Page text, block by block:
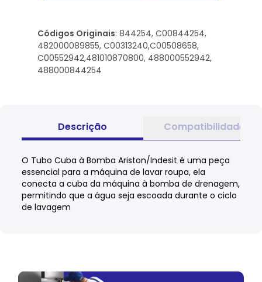
Códigos Originais: 844254, C00844254,
482000089855, C00313240,C00508658,
C00552942,481010870800, 488000552942,
488000844254
Descrição Compatibilidade
O Tubo Cuba à Bomba Ariston/Indesit é uma peça
essencial para a máquina de lavar roupa, ela
conecta a cuba da máquina à bomba de drenagem,
permitindo que a água seja escoada durante o ciclo
de lavagem